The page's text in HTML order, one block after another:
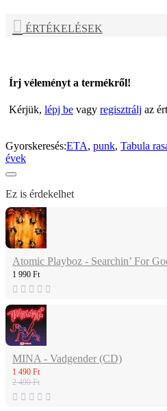
ÉRTÉKELÉSEK
Írj véleményt a termékről!
Kérjük, lépj be vagy regisztrálj az
Gyorskeresés:ETA, punk, Tabula
évek
Ez is érdekelhet
Atomic Playboz - Searchin’ For
1 990 Ft
MINA - Vadgender (CD)
1 490 Ft
2 490 Ft